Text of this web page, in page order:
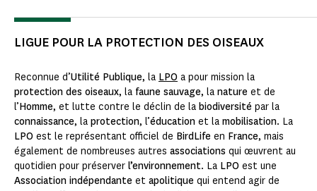
LIGUE POUR LA PROTECTION DES OISEAUX
Reconnue d’Utilité Publique, la LPO a pour mission la
protection des oiseaux, la faune sauvage, la nature et de
l’Homme, et lutte contre le déclin de la biodiversité par la
connaissance, la protection, l’éducation et la mobilisation. La
LPO est le représentant officiel de BirdLife en France, mais
également de nombreuses autres associations qui œuvrent au
quotidien pour préserver l’environnement. La LPO est une
Association indépendante et apolitique qui entend agir de